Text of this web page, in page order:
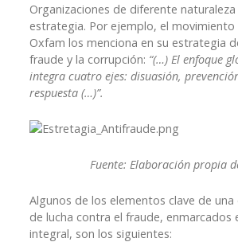
Organizaciones de diferente
estrategia. Por ejemplo, el movimiento
Oxfam los menciona en su estrategia
fraude y la corrupción: “(…) El enfoque
integra cuatro ejes: disuasión,
respuesta (…)”.
Fuente: Elaboración propia
Algunos de los elementos clave de
de lucha contra el fraude, enmarcados
integral, son los siguientes: